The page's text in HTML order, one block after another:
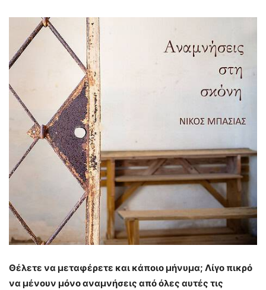
Θέλετε να μεταφέρετε και κάποιο μήνυμα; Λίγο πικρό
να μένουν μόνο αναμνήσεις από όλες αυτές τις